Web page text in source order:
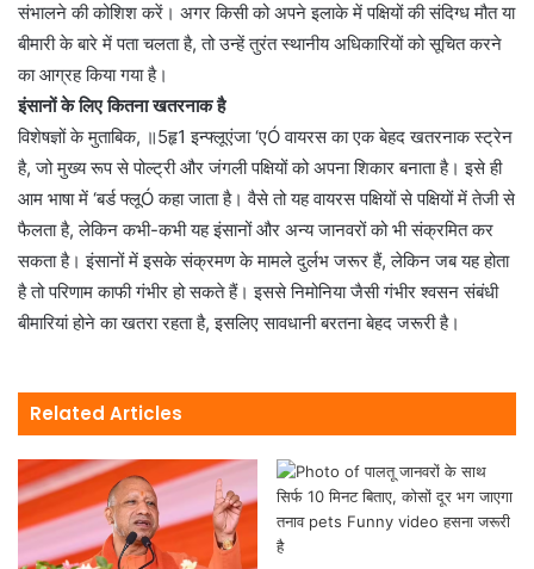
संभालने की कोशिश करें। अगर किसी को अपने इलाके में पक्षियों की संदिग्ध मौत या
बीमारी के बारे में पता चलता है, तो उन्हें तुरंत स्थानीय अधिकारियों को सूचित करने
का आग्रह किया गया है।
इंसानों के लिए कितना खतरनाक है
विशेषज्ञों के मुताबिक, ॥5हृ1 इन्फ्लूएंजा ‘एÓ वायरस का एक बेहद खतरनाक स्ट्रेन
है, जो मुख्य रूप से पोल्ट्री और जंगली पक्षियों को अपना शिकार बनाता है। इसे ही
आम भाषा में ‘बर्ड फ्लूÓ कहा जाता है। वैसे तो यह वायरस पक्षियों से पक्षियों में तेजी से
फैलता है, लेकिन कभी-कभी यह इंसानों और अन्य जानवरों को भी संक्रमित कर
सकता है। इंसानों में इसके संक्रमण के मामले दुर्लभ जरूर हैं, लेकिन जब यह होता
है तो परिणाम काफी गंभीर हो सकते हैं। इससे निमोनिया जैसी गंभीर श्वसन संबंधी
बीमारियां होने का खतरा रहता है, इसलिए सावधानी बरतना बेहद जरूरी है।
Related Articles